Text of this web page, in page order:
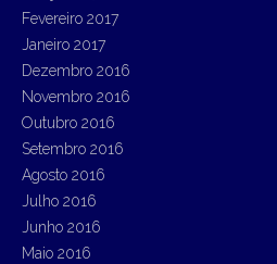
Fevereiro 2017
Janeiro 2017
Dezembro 2016
Novembro 2016
Outubro 2016
Setembro 2016
Agosto 2016
Julho 2016
Junho 2016
Maio 2016